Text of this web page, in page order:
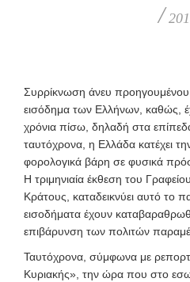
/
Συρρίκνωση άνευ προηγουμένου
εισόδημα των Ελλήνων, καθώς,
χρόνια πίσω, δηλαδή στα
ταυτόχρονα, η Ελλάδα κατέχει
φορολογικά βάρη σε φυσικά
Η τριμηνιαία έκθεση του
Κράτους, καταδεικνύει αυτό το
εισοδήματα έχουν
επιβάρυνση των πολιτών
Ταυτόχρονα, σύμφωνα με
Κυριακής», την ώρα που στο